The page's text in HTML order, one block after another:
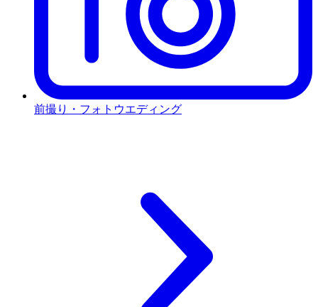
前撮り・フォトウエディング